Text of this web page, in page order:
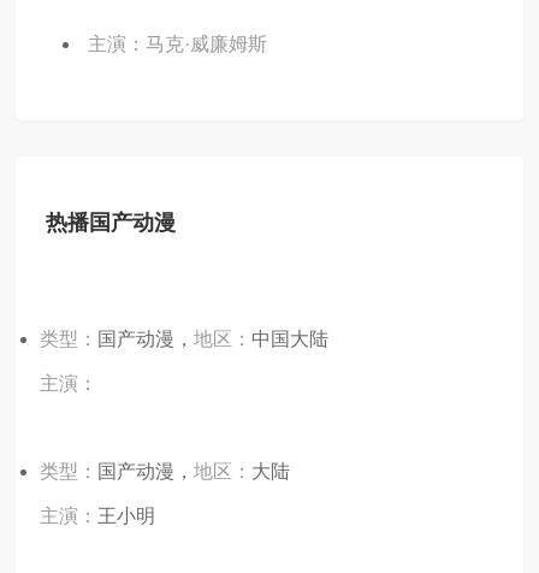
主演：马克·威廉姆斯
热播国产动漫
类型： 国产动漫， 地区： 中国大陆
主演：
类型： 国产动漫， 地区： 大陆
主演： 王小明